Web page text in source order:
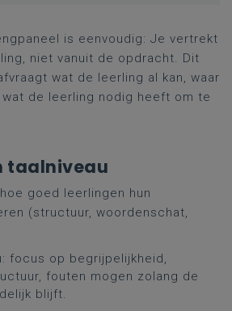
is eenvoudig: Je vertrekt
niet vanuit de opdracht. Dit
wat de leerling al kan, waar
de leerling nodig heeft om te
taalniveau
goed leerlingen hun
(structuur, woordenschat,
focus op begrijpelijkheid,
fouten mogen zolang de
blijft.